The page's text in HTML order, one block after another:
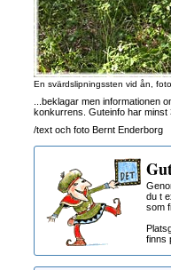
En svärdslipningssten vid ån,
...beklagar men informationen
konkurrens. Guteinfo har minst
/text och foto Bernt Enderborg
du t
som
finns